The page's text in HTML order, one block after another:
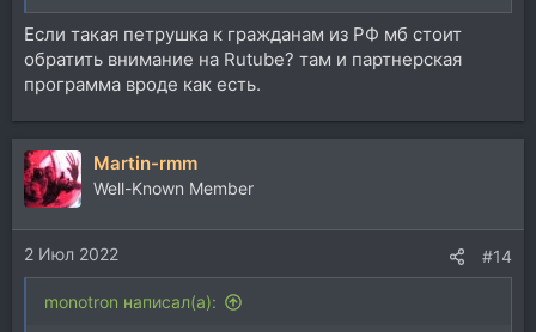
Посмотрел несколько видео этого года, как
оформить монетизацию, и даже датой весны этого
года, и там никто не говорит, что эта опция
заблокирована для России как санкционная. А видео,
где уже учтена новая реальность пока не вижу.
И вот вопрос - кто в курсе ситуации на сегодня? И
если да, полный блок, то какие есть варианты
обхода, если есть?
Если такая петрушка к гражданам из РФ мб стоит
обратить внимание на Rutube? там и партнерская
программа вроде как есть.
Martin-rmm
Well-Known Member
2 Июл 2022 #14
monotron написал(а):